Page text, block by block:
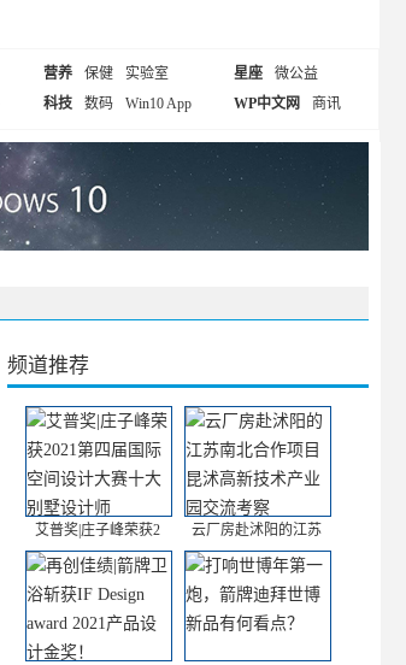
营养 保健
实验室
科技
数码 Win10 App
星座
微公益
WP中文网
商讯
频道推荐
艾普奖|庄子峰荣获2 云厂房赴沭阳的江苏